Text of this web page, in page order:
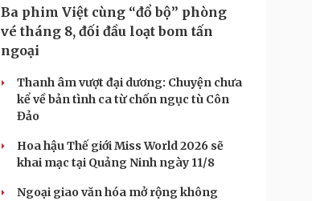
Ba phim Việt cùng “đổ bộ” phòng
vé tháng 8, đối đầu loạt bom tấn
ngoại
Thanh âm vượt đại dương: Chuyện chưa
kể về bản tình ca từ chốn ngục tù Côn
Đảo
Hoa hậu Thế giới Miss World 2026 sẽ
khai mạc tại Quảng Ninh ngày 11/8
Ngoại giao văn hóa mở rộng không